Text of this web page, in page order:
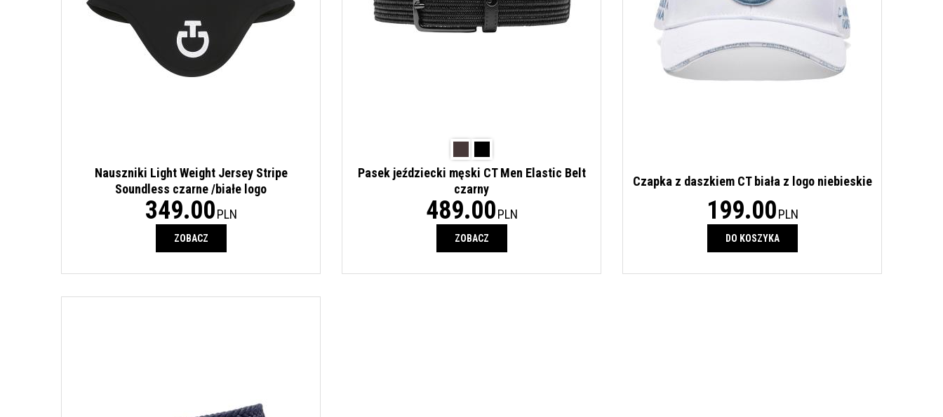
Nauszniki Light Weight Jersey Stripe
Soundless czarne /białe logo
349.00PLN
ZOBACZ
Pasek jeździecki męski CT Men Elastic Belt
czarny
489.00PLN
ZOBACZ
Czapka z daszkiem CT biała z logo niebieskie
199.00PLN
DO KOSZYKA